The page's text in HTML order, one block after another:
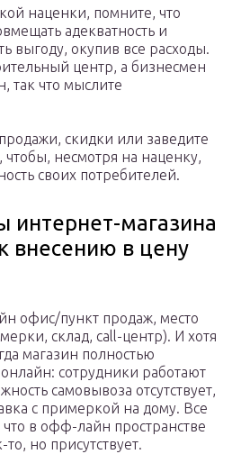
наценки, помните, что
адекватность и
выгоду, окупив все расходы.
центр, а бизнесмен
так что мыслите
скидки или заведите
чтобы, несмотря на наценку,
своих потребителей.
интернет-магазина
внесению в цену
офис/пункт продаж, место
склад, call-центр). И хотя
магазин полностью
сотрудники работают
самовывоза отсутствует,
с примеркой на дому. Все
что в офф-лайн пространстве
то, но присутствует.­